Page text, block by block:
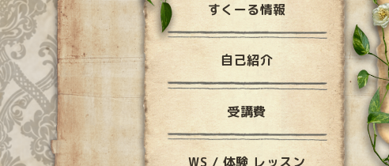
すくーる情報
自己紹介
受講費
WS / 体験 レッスン